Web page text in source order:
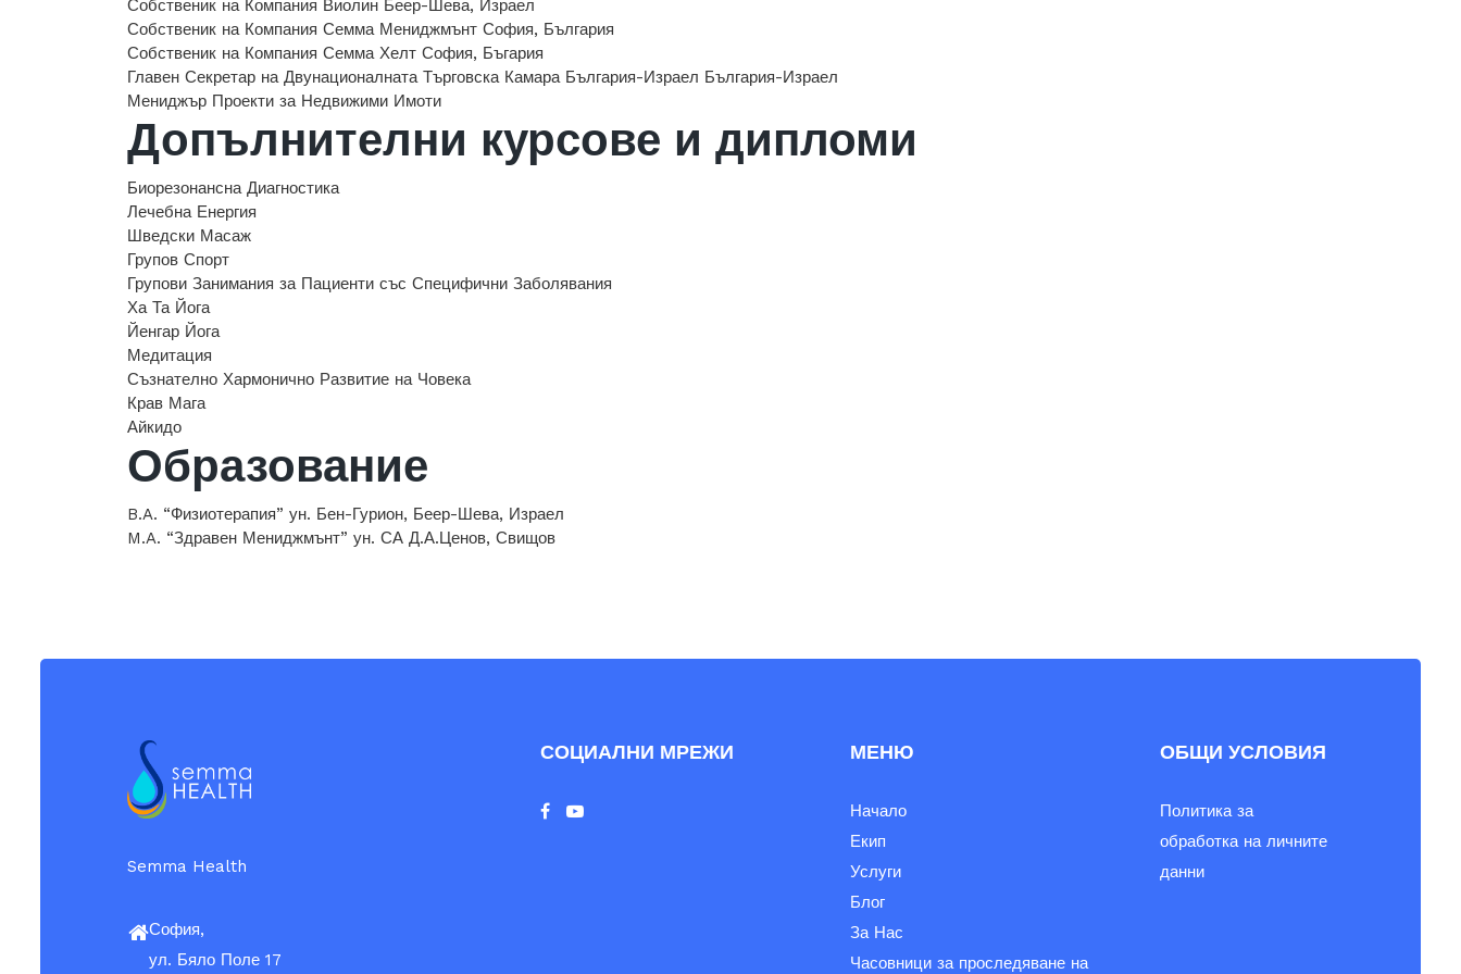
Собственик на Компания Виолин Беер-Шева, Израел
Собственик на Компания Семма Мениджмънт София, България
Собственик на Компания Семма Хелт София, Бъгария
Главен Секретар на Двунационалната Търговска Камара България-Израел България-Израел
Мениджър Проекти за Недвижими Имоти
Допълнителни курсове и дипломи
Биорезонансна Диагностика
Лечебна Енергия
Шведски Масаж
Групов Спорт
Групови Занимания за Пациенти със Специфични Заболявания
Ха Та Йога
Йенгар Йога
Медитация
Съзнателно Хармонично Развитие на Човека
Крав Мага
Айкидо
Образование
B.A. “Физиотерапия” ун. Бен-Гурион, Беер-Шева, Израел
M.A. “Здравен Мениджмънт” ун. СА Д.А.Ценов, Свищов
Semma Health
София,
ул. Бяло Поле 17
СОЦИАЛНИ МРЕЖИ МЕНЮ
Начало
Екип
Услуги
Блог
За Нас
Часовници за проследяване на
ОБЩИ УСЛОВИЯ
Политика за
обработка на личните
данни